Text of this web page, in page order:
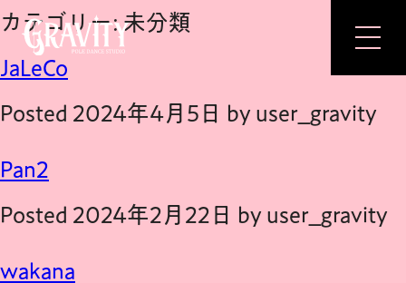
CONCEPT
FEATURE
カテゴリー:未分類
JaLeCo
Posted 2024年4月5日 by user_gravity
Pan2
Posted 2024年2月22日 by user_gravity
wakana